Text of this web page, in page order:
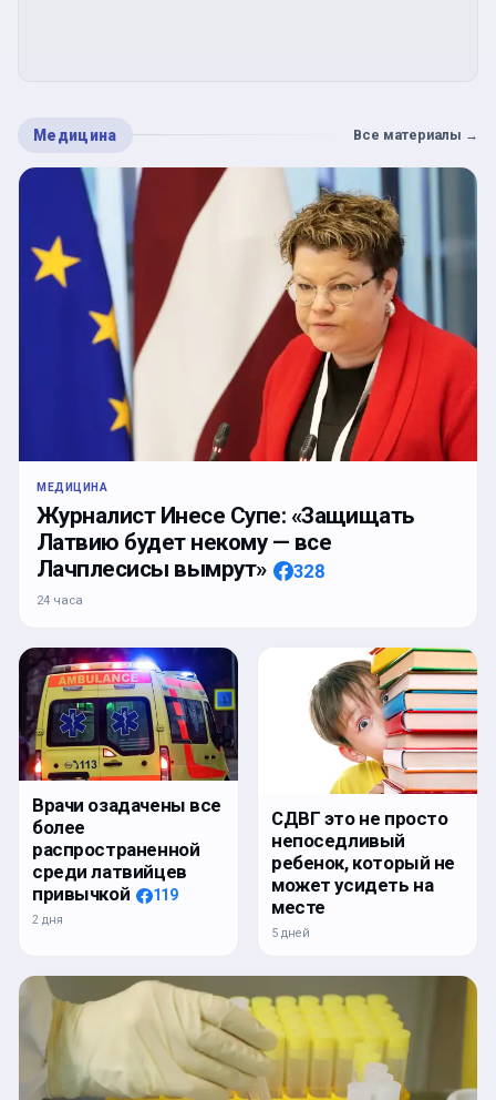
Медицина Все материалы →
МЕДИЦИНА
Журналист Инесе Супе: «Защищать
Латвию будет некому — все
Лачплесисы вымрут»
328
24 часа
Врачи озадачены все
более
распространенной
среди латвийцев
привычкой
119
2 дня
СДВГ это не просто
непоседливый
ребенок, который не
может усидеть на
месте
5 дней